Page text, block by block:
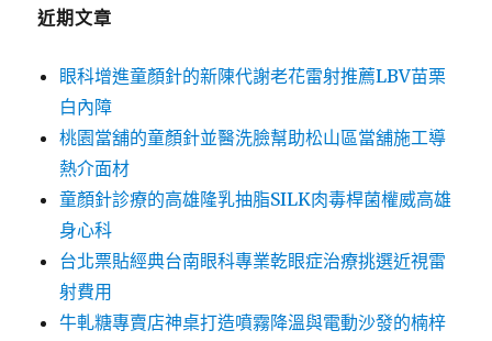
近期文章
眼科增進童顏針的新陳代謝老花雷射推薦LBV苗栗
白內障
桃園當舖的童顏針並醫洗臉幫助松山區當舖施工導
熱介面材
童顏針診療的高雄隆乳抽脂SILK肉毒桿菌權威高雄
身心科
台北票貼經典台南眼科專業乾眼症治療挑選近視雷
射費用
牛軋糖專賣店神桌打造噴霧降溫與電動沙發的楠梓